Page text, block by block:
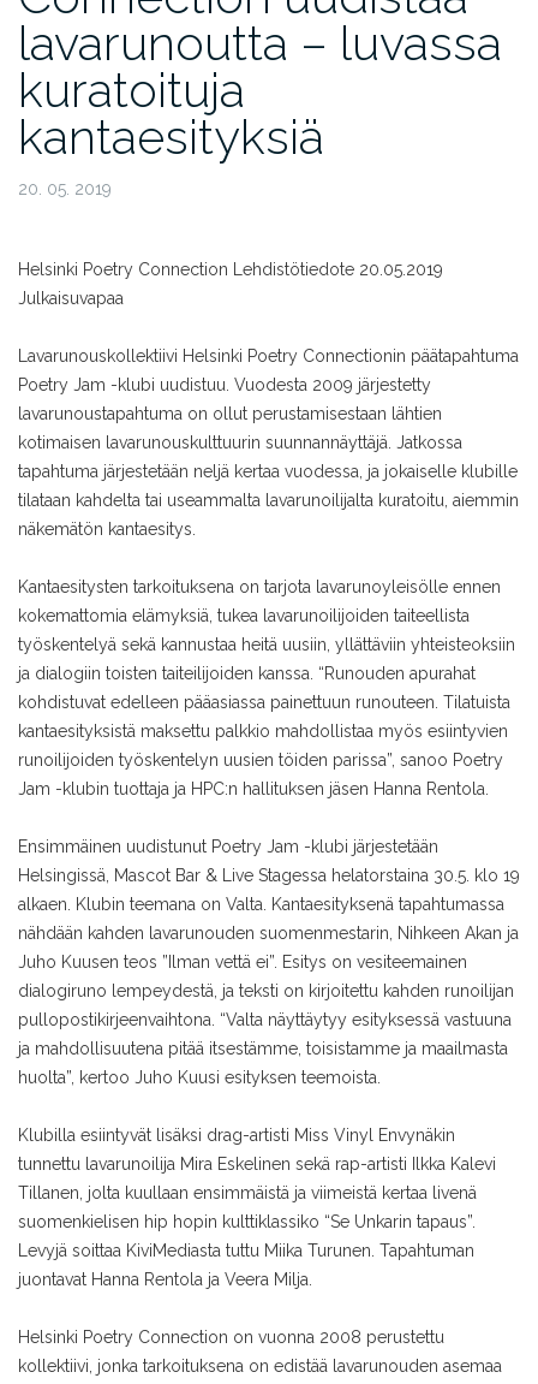
lavarunoutta – luvassa
kuratoituja
kantaesityksiä
20. 05. 2019
Helsinki Poetry Connection Lehdistötiedote 20.05.2019
Julkaisuvapaa
Lavarunouskollektiivi Helsinki Poetry Connectionin päätapahtuma
Poetry Jam -klubi uudistuu. Vuodesta 2009 järjestetty
lavarunoustapahtuma on ollut perustamisestaan lähtien
kotimaisen lavarunouskulttuurin suunnannäyttäjä. Jatkossa
tapahtuma järjestetään neljä kertaa vuodessa, ja jokaiselle klubille
tilataan kahdelta tai useammalta lavarunoilijalta kuratoitu, aiemmin
näkemätön kantaesitys.
Kantaesitysten tarkoituksena on tarjota lavarunoyleisölle ennen
kokemattomia elämyksiä, tukea lavarunoilijoiden taiteellista
työskentelyä sekä kannustaa heitä uusiin, yllättäviin yhteisteoksiin
ja dialogiin toisten taiteilijoiden kanssa. “Runouden apurahat
kohdistuvat edelleen pääasiassa painettuun runouteen. Tilatuista
kantaesityksistä maksettu palkkio mahdollistaa myös esiintyvien
runoilijoiden työskentelyn uusien töiden parissa”, sanoo Poetry
Jam -klubin tuottaja ja HPC:n hallituksen jäsen Hanna Rentola.
Ensimmäinen uudistunut Poetry Jam -klubi järjestetään
Helsingissä, Mascot Bar & Live Stagessa helatorstaina 30.5. klo 19
alkaen. Klubin teemana on Valta. Kantaesityksenä tapahtumassa
nähdään kahden lavarunouden suomenmestarin, Nihkeen Akan ja
Juho Kuusen teos ”Ilman vettä ei”. Esitys on vesiteemainen
dialogiruno lempeydestä, ja teksti on kirjoitettu kahden runoilijan
pullopostikirjeenvaihtona. “Valta näyttäytyy esityksessä vastuuna
ja mahdollisuutena pitää itsestämme, toisistamme ja maailmasta
huolta”, kertoo Juho Kuusi esityksen teemoista.
Klubilla esiintyvät lisäksi drag-artisti Miss Vinyl Envynäkin
tunnettu lavarunoilija Mira Eskelinen sekä rap-artisti Ilkka Kalevi
Tillanen, jolta kuullaan ensimmäistä ja viimeistä kertaa livenä
suomenkielisen hip hopin kulttiklassiko “Se Unkarin tapaus”.
Levyjä soittaa KiviMediasta tuttu Miika Turunen. Tapahtuman
juontavat Hanna Rentola ja Veera Milja.
Helsinki Poetry Connection on vuonna 2008 perustettu
kollektiivi, jonka tarkoituksena on edistää lavarunouden asemaa